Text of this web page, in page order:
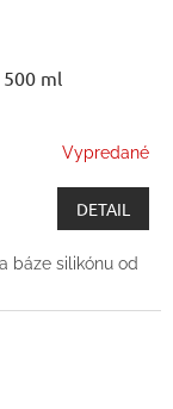
500 ml
Vypredané
DETAIL
báze silikónu od